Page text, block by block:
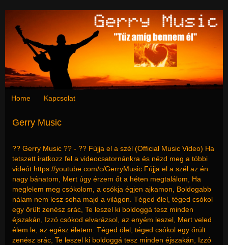
Home Kapcsolat
Gerry Music
?? Gerry Music ?? - ?? Fújja el a szél (Official Music Video) Ha
tetszett iratkozz fel a videocsatornánkra és nézd meg a többi
videót https://youtube.com/c/GerryMusic Fújja el a szél az én
nagy bánatom, Mert úgy érzem őt a héten megtalálom, Ha
meglelem meg csókolom, a csókja égjen ajkamon, Boldogabb
nálam nem lesz soha majd a világon. Téged ölel, téged csókol
egy őrült zenész srác, Te leszel ki boldoggá tesz minden
éjszakán, Izzó csókod elvarázsol, az enyém leszel, Mert veled
élem le, az egész életem. Téged ölel, téged csókol egy őrült
zenész srác, Te leszel ki boldoggá tesz minden éjszakán, Izzó